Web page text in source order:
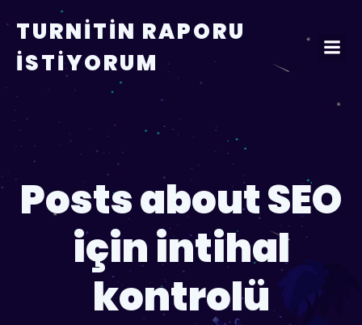
TURNITIN RAPORU
İSTIYORUM
Posts about SEO
için intihal
kontrolü